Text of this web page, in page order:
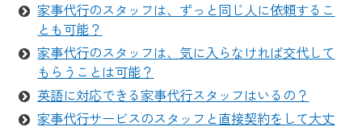
家事代行のスタッフは、ずっと同じ人に依頼するこ
とも可能？
家事代行のスタッフは、気に入らなければ交代して
もらうことは可能？
英語に対応できる家事代行スタッフはいるの？
家事代行サービスのスタッフと直接契約をして大丈